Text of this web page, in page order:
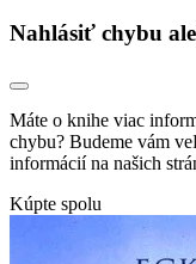
Nahlásiť chybu
Máte o knihe viac
chybu? Budeme vám
informácií na našich
Kúpte spolu